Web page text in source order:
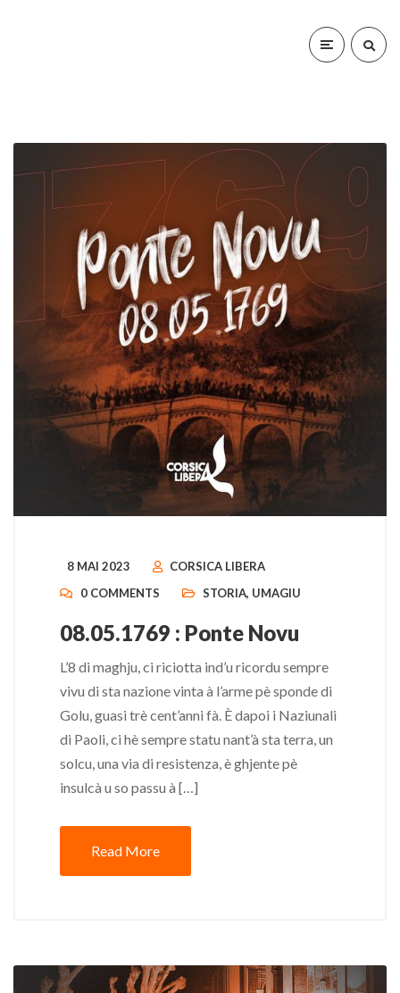
8 MAI 2023
CORSICA LIBERA
0 COMMENTS
STORIA, UMAGIU
08.05.1769 : Ponte Novu
L’8 di maghju, ci riciotta ind’u ricordu sempre
vivu di sta nazione vinta à l’arme pè sponde di
Golu, guasi trè cent’anni fà. È dapoi i Naziunali
di Paoli, ci hè sempre statu nant’à sta terra, un
solcu, una via di resistenza, è ghjente pè
insulcà u so passu à […]
Read More